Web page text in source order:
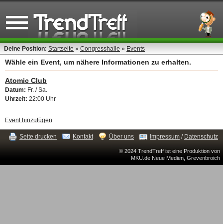
Deine Position: Startseite » Congresshalle » Events
Wähle ein Event, um nähere Informationen zu erhalten.
Atomic Club
Datum: Fr. / Sa.
Uhrzeit: 22:00 Uhr
Event hinzufügen
Seite drucken Kontakt Über uns Impressum / Datenschutz
© 2024 TrendTreff ist eine Produktion von
MKU.de Neue Medien, Grevenbroich